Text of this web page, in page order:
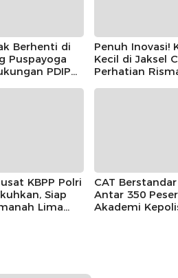
Berhenti di
Puspayoga
PDIP
Penuh Inovasi!
Kecil di Jaksel
Perhatian
KBPP Polri
Siap
Lima
CAT
Antar 350
Akademi